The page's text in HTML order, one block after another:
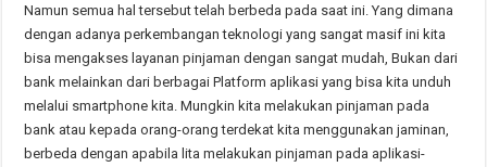
Namun semua hal tersebut telah berbeda pada saat ini. Yang dimana
dengan adanya perkembangan teknologi yang sangat masif ini kita
bisa mengakses layanan pinjaman dengan sangat mudah, Bukan dari
bank melainkan dari berbagai Platform aplikasi yang bisa kita unduh
melalui smartphone kita. Mungkin kita melakukan pinjaman pada
bank atau kepada orang-orang terdekat kita menggunakan jaminan,
berbeda dengan apabila lita melakukan pinjaman pada aplikasi-